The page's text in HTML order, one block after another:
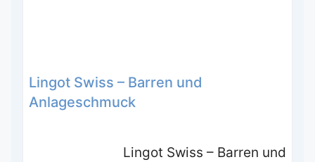
Lingot Swiss – Barren und
Anlageschmuck
Lingot Swiss – Barren und